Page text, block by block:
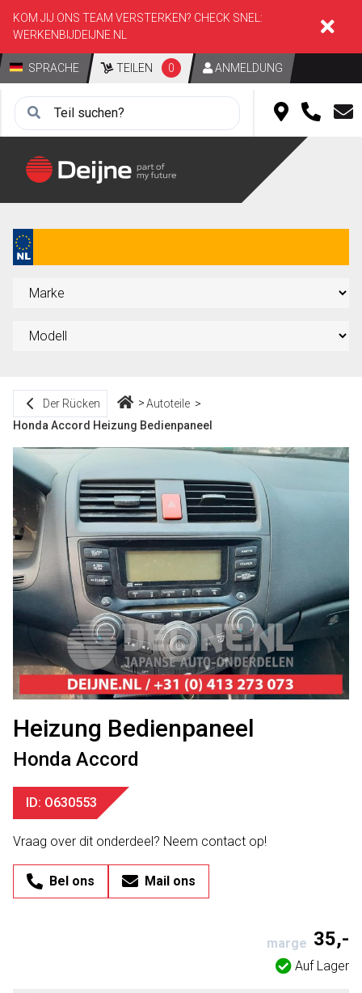
KOM JIJ ONS TEAM VERSTERKEN? CHECK SNEL:
WERKENBIJDEIJNE.NL
SPRACHE TEILEN 0 ANMELDUNG
Der Rücken
Autoteile
Honda Accord Heizung Bedienpaneel
Heizung Bedienpaneel
Honda Accord
ID: O630553
Vraag over dit onderdeel? Neem contact op!
Bel ons Mail ons
marge 35,-
Auf Lager